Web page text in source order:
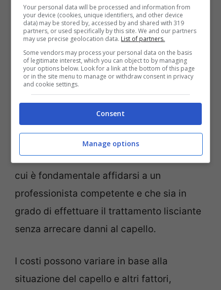
variare in base a tantissimi fattori,
solitamente però non dovrebbe durare più
di 4 mesi.
Il secondo trattamento, invece, va
comunque a riparare i danni dei capelli ma
allo stesso tempo li rendeliscie ben
stirati. Ovviamente si tratta di un
trattamento piùimpegnativo, motivo per
cui è fondamentale affidarsi a un
professionista competente e che sia in
grado di effettuare il trattamento lisciante
senza arrecare danni al capello.
I costi possono variare in base alla
situazione del capello e altri fattori,
Your personal data will be processed and information from
your device (cookies, unique identifiers, and other device
data) may be stored by, accessed by and shared with 319
partners, or used specifically by this site. We and our partners
may use precise geolocation data. List of partners.
Some vendors may process your personal data on the basis
of legitimate interest, which you can object to by managing
your options below. Look for a link at the bottom of this page
or in the site menu to manage or withdraw consent in privacy
and cookie settings.
Consent
Manage options